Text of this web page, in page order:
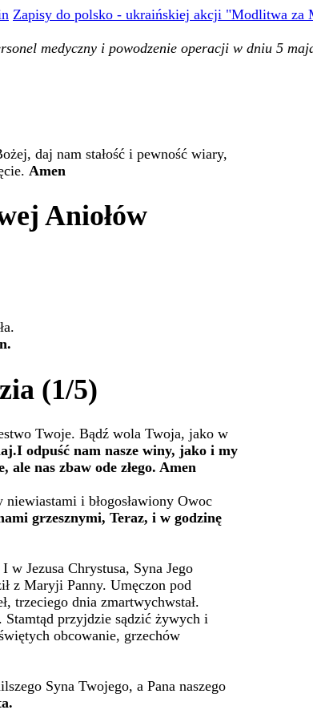
Zapisy do polsko - ukraińskiej akcji "Modlitwa za
medyczny i powodzenie operacji w dniu 5
daj nam stałość i pewność wiary,
Amen
Aniołów
(1/5)
Twoje. Bądź wola Twoja, jako w
odpuść nam nasze winy, jako i my
nas zbaw ode złego. Amen
niewiastami i błogosławiony Owoc
grzesznymi, Teraz, i w godzinę
Jezusa Chrystusa, Syna Jego
z Maryji Panny. Umęczon pod
trzeciego dnia zmartwychwstał.
Stamtąd przyjdzie sądzić żywych i
obcowanie, grzechów
Syna Twojego, a Pana naszego